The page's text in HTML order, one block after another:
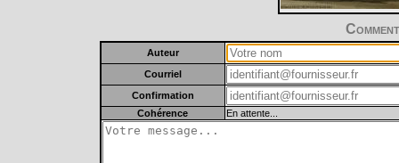
Auteur
Courriel
Confirmation
Cohérence
En attente...